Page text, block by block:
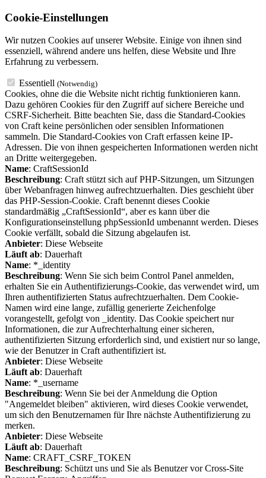
Cookie-Einstellungen
Wir nutzen Cookies auf unserer Website. Einige von ihnen sind
essenziell, während andere uns helfen, diese Website und Ihre
Erfahrung zu verbessern.
Essentiell (Notwendig)
Cookies, ohne die die Website nicht richtig funktionieren kann.
Dazu gehören Cookies für den Zugriff auf sichere Bereiche und
CSRF-Sicherheit. Bitte beachten Sie, dass die Standard-Cookies
von Craft keine persönlichen oder sensiblen Informationen
sammeln. Die Standard-Cookies von Craft erfassen keine IP-
Adressen. Die von ihnen gespeicherten Informationen werden nicht
an Dritte weitergegeben.
Name: CraftSessionId
Beschreibung: Craft stützt sich auf PHP-Sitzungen, um Sitzungen
über Webanfragen hinweg aufrechtzuerhalten. Dies geschieht über
das PHP-Session-Cookie. Craft benennt dieses Cookie
standardmäßig „CraftSessionId“, aber es kann über die
Konfigurationseinstellung phpSessionId umbenannt werden. Dieses
Cookie verfällt, sobald die Sitzung abgelaufen ist.
Anbieter: Diese Webseite
Läuft ab: Dauerhaft
Name: *_identity
Beschreibung: Wenn Sie sich beim Control Panel anmelden,
erhalten Sie ein Authentifizierungs-Cookie, das verwendet wird, um
Ihren authentifizierten Status aufrechtzuerhalten. Dem Cookie-
Namen wird eine lange, zufällig generierte Zeichenfolge
vorangestellt, gefolgt von _identity. Das Cookie speichert nur
Informationen, die zur Aufrechterhaltung einer sicheren,
authentifizierten Sitzung erforderlich sind, und existiert nur so lange,
wie der Benutzer in Craft authentifiziert ist.
Anbieter: Diese Webseite
Läuft ab: Dauerhaft
Name: *_username
Beschreibung: Wenn Sie bei der Anmeldung die Option
"Angemeldet bleiben" aktivieren, wird dieses Cookie verwendet,
um sich den Benutzernamen für Ihre nächste Authentifizierung zu
merken.
Anbieter: Diese Webseite
Läuft ab: Dauerhaft
Name: CRAFT_CSRF_TOKEN
Beschreibung: Schützt uns und Sie als Benutzer vor Cross-Site